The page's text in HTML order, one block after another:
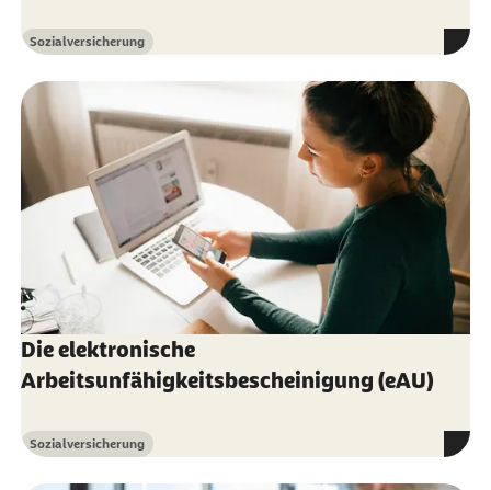
Kategorie
Sozialversicherung
Die elektronische
Arbeitsunfähigkeitsbescheinigung (eAU)
Kategorie
Sozialversicherung